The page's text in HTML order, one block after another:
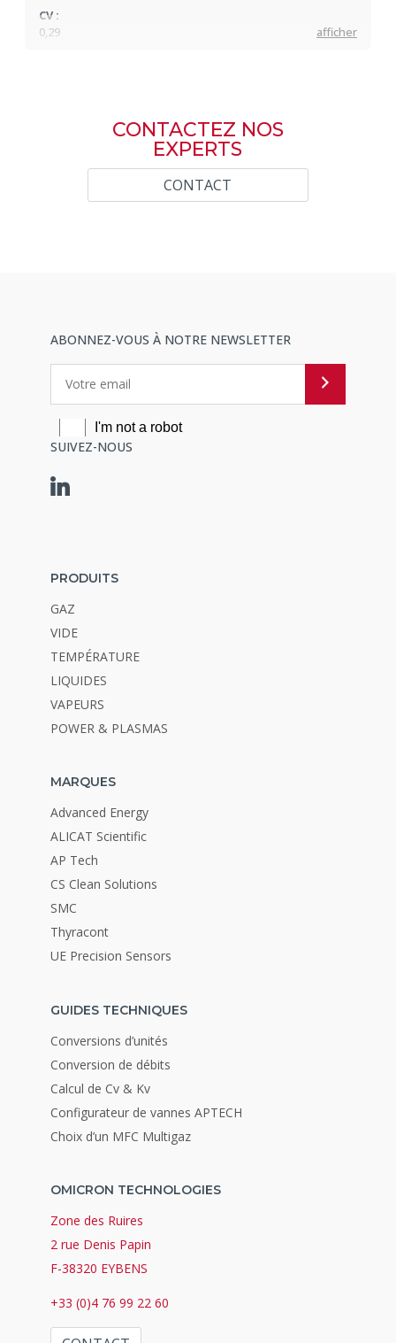
CV :
0,29
afficher
CONTACTEZ NOS
EXPERTS
CONTACT
ABONNEZ-VOUS À NOTRE NEWSLETTER
SUIVEZ-NOUS
PRODUITS
GAZ
VIDE
TEMPÉRATURE
LIQUIDES
VAPEURS
POWER & PLASMAS
MARQUES
Advanced Energy
ALICAT Scientific
AP Tech
CS Clean Solutions
SMC
Thyracont
UE Precision Sensors
GUIDES TECHNIQUES
Conversions d’unités
Conversion de débits
Calcul de Cv & Kv
Configurateur de vannes APTECH
Choix d’un MFC Multigaz
OMICRON TECHNOLOGIES
Zone des Ruires
2 rue Denis Papin
F-38320 EYBENS
+33 (0)4 76 99 22 60